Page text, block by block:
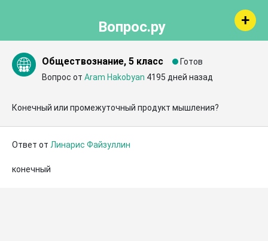
Вопрос.ру
Обществознание, 5 класс
Готов
Вопрос от Aram Hakobyan 4195 дней назад
Конечный или промежуточный продукт мышления?
Ответ от Линарис Файзуллин
конечный